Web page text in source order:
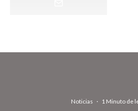
Noticias · 1 Minuto de